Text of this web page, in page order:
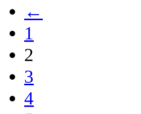
←
1
2
3
4